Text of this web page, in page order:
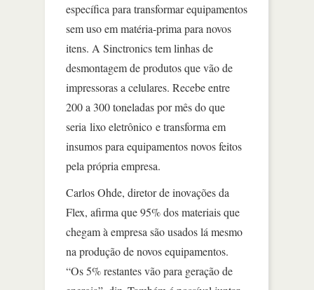
específica para transformar equipamentos
sem uso em matéria-prima para novos
itens. A Sinctronics tem linhas de
desmontagem de produtos que vão de
impressoras a celulares. Recebe entre
200 a 300 toneladas por mês do que
seria lixo eletrônico e transforma em
insumos para equipamentos novos feitos
pela própria empresa.
Carlos Ohde, diretor de inovações da
Flex, afirma que 95% dos materiais que
chegam à empresa são usados lá mesmo
na produção de novos equipamentos.
“Os 5% restantes vão para geração de